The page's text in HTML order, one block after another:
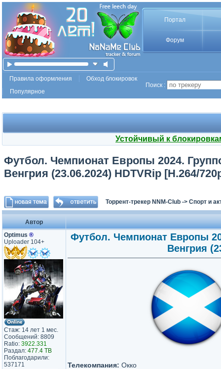
Портал
Форум
Правила оформления
Обход блокировок
Популярное
Поиск :
Устойчивый к
Футбол. Чемпионат Европы 2024.
Венгрия (23.06.2024) HDTVRip [H.264/
Торрент-трекер NNM-Club -> Спорт и
Автор
Optimus ®
Uploader 104+
Стаж: 14 лет 1 мес.
Сообщений: 8809
Ratio: 3922.331
Раздал: 477.4 TB
Поблагодарили:
537171
Футбол. Чемпионат Европы
Венгрия
Телекомпания: Окко